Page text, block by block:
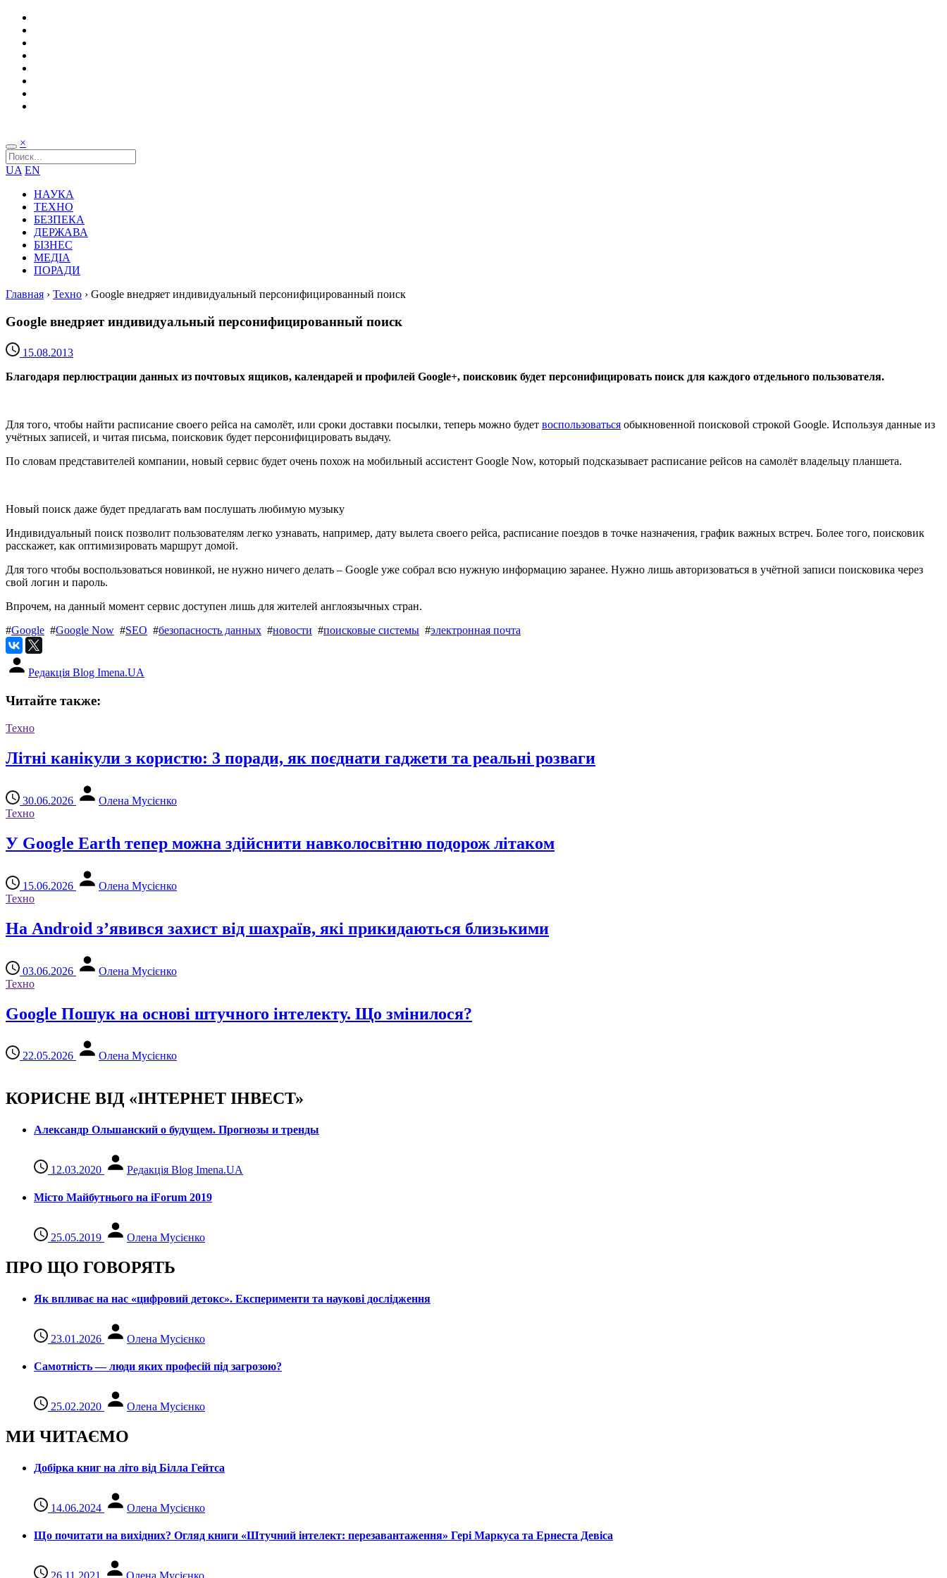
×
UA EN
НАУКА
ТЕХНО
БЕЗПЕКА
ДЕРЖАВА
БІЗНЕС
МЕДІА
ПОРАДИ
Главная › Техно › Google внедряет индивидуальный персонифицированный поиск
Google внедряет индивидуальный персонифицированный поиск
15.08.2013
Благодаря перлюстрации данных из почтовых ящиков, календарей и профилей Google+, поисковик будет персонифицировать поиск для каждого отдельного пользователя.
Для того, чтобы найти расписание своего рейса на самолёт, или сроки доставки посылки, теперь можно будет воспользоваться обыкновенной поисковой строкой Google. Используя данные из
учётных записей, и читая письма, поисковик будет персонифицировать выдачу.
По словам представителей компании, новый сервис будет очень похож на мобильный ассистент Google Now, который подсказывает расписание рейсов на самолёт владельцу планшета.
Новый поиск даже будет предлагать вам послушать любимую музыку
Индивидуальный поиск позволит пользователям легко узнавать, например, дату вылета своего рейса, расписание поездов в точке назначения, график важных встреч. Более того, поисковик
расскажет, как оптимизировать маршрут домой.
Для того чтобы воспользоваться новинкой, не нужно ничего делать – Google уже собрал всю нужную информацию заранее. Нужно лишь авторизоваться в учётной записи поисковика через
свой логин и пароль.
Впрочем, на данный момент сервис доступен лишь для жителей англоязычных стран.
#Google #Google Now #SEO #безопасность данных #новости #поисковые системы #электронная почта
Редакція Blog Imena.UA
Читайте также:
Техно
Літні канікули з користю: 3 поради, як поєднати гаджети та реальні розваги
30.06.2026
Олена Мусієнко
Техно
У Google Earth тепер можна здійснити навколосвітню подорож літаком
15.06.2026
Олена Мусієнко
Техно
На Android з’явився захист від шахраїв, які прикидаються близькими
03.06.2026
Олена Мусієнко
Техно
Google Пошук на основі штучного інтелекту. Що змінилося?
22.05.2026 Олена Мусієнко
КОРИСНЕ ВІД «ІНТЕРНЕТ ІНВЕСТ»
Александр Ольшанский о будущем. Прогнозы и тренды
12.03.2020 Редакція Blog Imena.UA
Місто Майбутнього на iForum 2019
25.05.2019 Олена Мусієнко
ПРО ЩО ГОВОРЯТЬ
Як впливає на нас «цифровий детокс». Експерименти та наукові дослідження
23.01.2026 Олена Мусієнко
Самотність — люди яких професій під загрозою?
25.02.2020 Олена Мусієнко
МИ ЧИТАЄМО
Добірка книг на літо від Білла Гейтса
14.06.2024 Олена Мусієнко
Що почитати на вихідних? Огляд книги «Штучний інтелект: перезавантаження» Гері Маркуса та Ернеста Девіса